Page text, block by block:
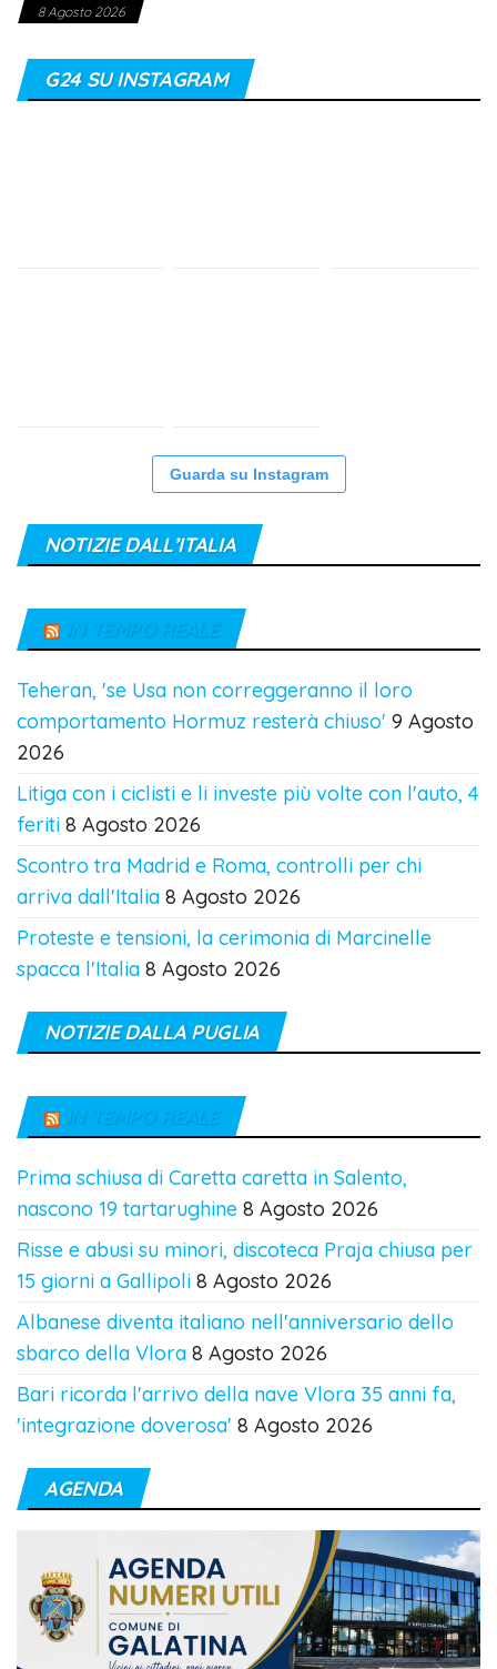
8 Agosto 2026
G24 SU INSTAGRAM
Guarda su Instagram
NOTIZIE DALL’ITALIA
IN TEMPO REALE
Teheran, 'se Usa non correggeranno il loro
comportamento Hormuz resterà chiuso' 9 Agosto
2026
Litiga con i ciclisti e li investe più volte con l'auto, 4
feriti 8 Agosto 2026
Scontro tra Madrid e Roma, controlli per chi
arriva dall'Italia 8 Agosto 2026
Proteste e tensioni, la cerimonia di Marcinelle
spacca l'Italia 8 Agosto 2026
NOTIZIE DALLA PUGLIA
IN TEMPO REALE
Prima schiusa di Caretta caretta in Salento,
nascono 19 tartarughine 8 Agosto 2026
Risse e abusi su minori, discoteca Praja chiusa per
15 giorni a Gallipoli 8 Agosto 2026
Albanese diventa italiano nell'anniversario dello
sbarco della Vlora 8 Agosto 2026
Bari ricorda l'arrivo della nave Vlora 35 anni fa,
'integrazione doverosa' 8 Agosto 2026
AGENDA